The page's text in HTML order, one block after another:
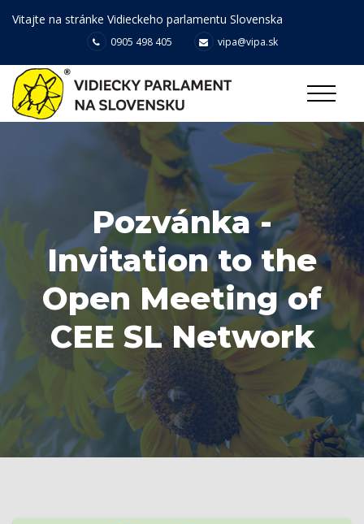
Vitajte na stránke Vidieckeho parlamentu Slovenska
0905 498 405 vipa@vipa.sk
Pozvánka -
Invitation to the
Open Meeting of
CEE SL Network